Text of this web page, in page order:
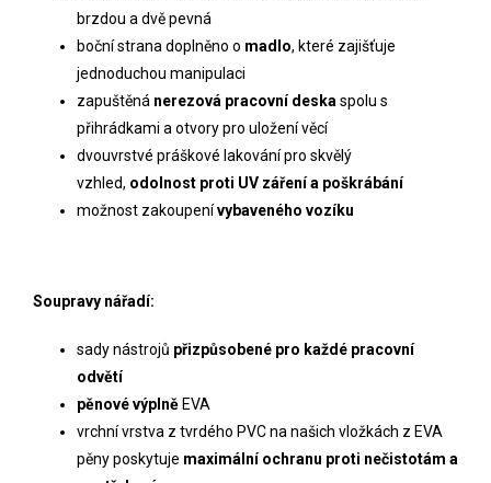
brzdou a dvě pevná
boční strana doplněno o madlo, které zajišťuje
jednoduchou manipulaci
zapuštěná nerezová pracovní deska spolu s
přihrádkami a otvory pro uložení věcí
dvouvrstvé práškové lakování pro skvělý
vzhled, odolnost proti UV záření a poškrábání
možnost zakoupenívybaveného vozíku
Soupravy nářadí:
sady nástrojů přizpůsobené pro každé pracovní
odvětí
pěnové výplněEVA
vrchní vrstva z tvrdého PVC na našich vložkách z EVA
pěny poskytuje maximální ochranu proti nečistotám a